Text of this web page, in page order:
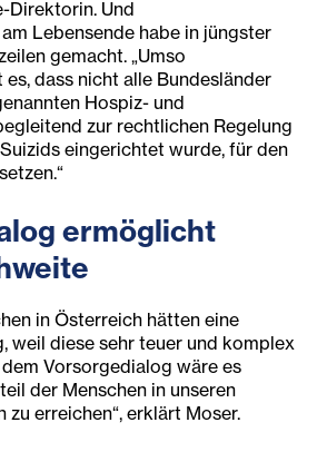
Direktorin. Und
Lebensende habe in jüngster
gemacht. „Umso
dass nicht alle Bundesländer
Hospiz- und
zur rechtlichen Regelung
eingerichtet wurde, für den
ermöglicht
in Österreich hätten eine
weil diese sehr teuer und komplex
Vorsorgedialog wäre es
der Menschen in unseren
zu erreichen“, erklärt Moser.